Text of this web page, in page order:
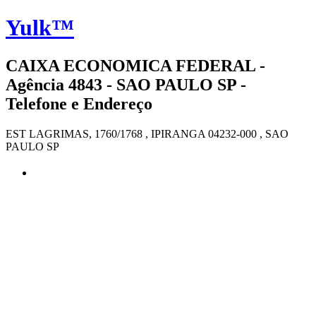
Yulk™
CAIXA ECONOMICA FEDERAL -
Agência 4843 - SAO PAULO SP -
Telefone e Endereço
EST LAGRIMAS, 1760/1768 , IPIRANGA 04232-000 , SAO
PAULO SP